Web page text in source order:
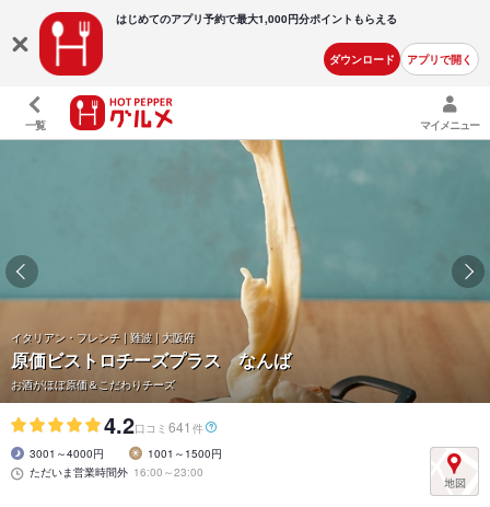
はじめてのアプリ予約で最大1,000円分ポイントもらえる
ダウンロード アプリで開く
一覧 マイメニュー
イタリアン・フレンチ | 難波 | 大阪府
原価ビストロチーズプラス なんば
お酒がほぼ原価＆こだわりチーズ
4.2口コミ 641 件
3001～4000円
1001～1500円
ただいま営業時間外 16:00～23:00